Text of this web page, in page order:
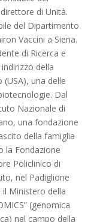
di Unità.
del Dipartimento
Vaccini a Siena.
di Ricerca e
della
una delle
Dal
Nazionale di
una fondazione
della famiglia
la Fondazione
Policlinico di
nel Padiglione
il Ministero della
(genomica
nel campo della